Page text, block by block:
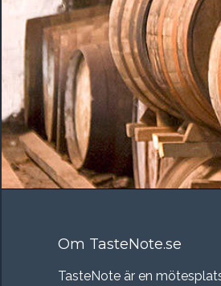
Om TasteNote.se
TasteNote är en